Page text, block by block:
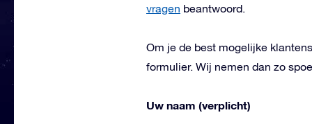
vragen beantwoord.
Om je de best mogelijke
formulier. Wij nemen dan zo
Uw naam (verplicht)